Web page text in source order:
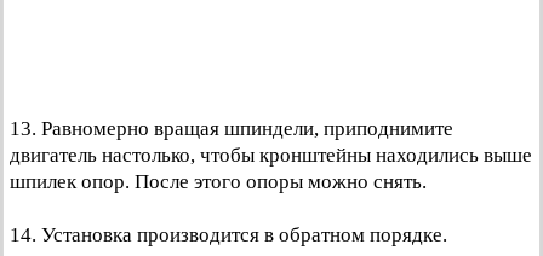
13. Равномерно вращая шпиндели, приподнимите
двигатель настолько, чтобы кронштейны находились выше
шпилек опор. После этого опоры можно снять.
14. Установка производится в обратном порядке.